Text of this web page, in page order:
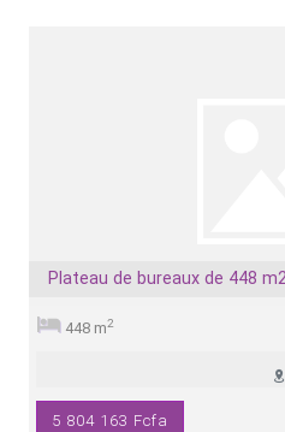
Plateau de bureaux de 448
448 m2
5 804 163 Fcfa